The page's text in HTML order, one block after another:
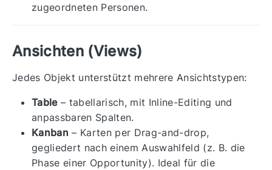
zugeordneten Personen.
Ansichten (Views)
Jedes Objekt unterstützt mehrere Ansichtstypen:
Table– tabellarisch, mit Inline-Editing und
anpassbaren Spalten.
Kanban – Karten per Drag-and-drop,
gegliedert nach einem Auswahlfeld (z. B. die
Phase einer Opportunity). Ideal für die